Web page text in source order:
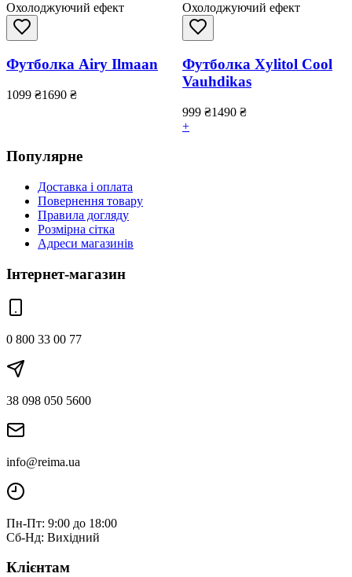
Охолоджуючий ефект
Футболка Airy Ilmaan
1099 ₴1690 ₴
Охолоджуючий ефект
Футболка Xylitol Cool
Vauhdikas
999 ₴1490 ₴
+
Популярне
Доставка і оплата
Повернення товару
Правила догляду
Розмірна сітка
Адреси магазинів
Інтернет-магазин
0 800 33 00 77
38 098 050 5600
info@reima.ua
Пн-Пт: 9:00 до 18:00
Сб-Нд: Вихідний
Клієнтам